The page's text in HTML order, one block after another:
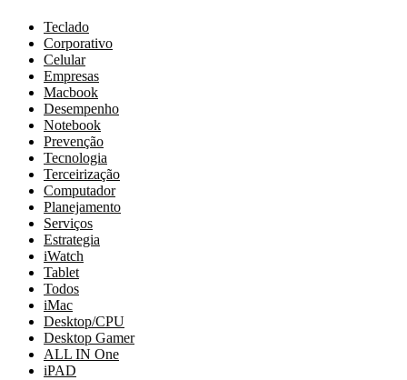
Teclado
Corporativo
Celular
Empresas
Macbook
Desempenho
Notebook
Prevenção
Tecnologia
Terceirização
Computador
Planejamento
Serviços
Estrategia
iWatch
Tablet
Todos
iMac
Desktop/CPU
Desktop Gamer
ALL IN One
iPAD